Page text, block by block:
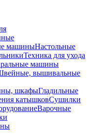
машиныНастольные
Техника для ухода
машины
вышивальные
шкафыГладильные
катышковСушилки
Варочные